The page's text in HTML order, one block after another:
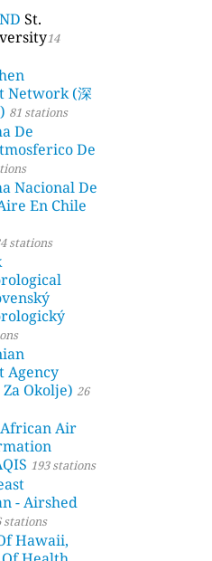
St.
14
Network (深
81 stations
De
De
Nacional De
En Chile
stations
Agency
Okolje) 26
Air
193 stations
- Airshed
stations
Hawaii,